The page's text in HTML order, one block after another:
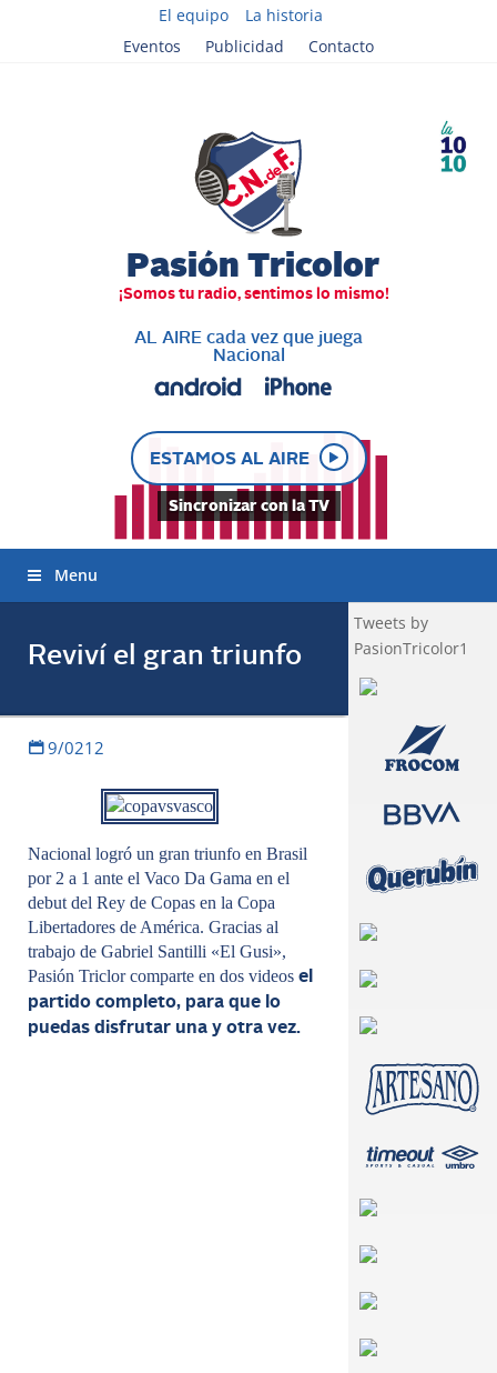
El equipo
La historia
Eventos
Publicidad Contacto
AL AIRE cada vez que juega
Nacional
ESTAMOS AL AIRE
Sincronizar con la TV
Menu
Reviví el gran triunfo
9/0212
Nacional logró un gran triunfo en Brasil
por 2 a 1 ante el Vaco Da Gama en el
debut del Rey de Copas en la Copa
Libertadores de América. Gracias al
trabajo de Gabriel Santilli «El Gusi»,
Pasión Triclor comparte en dos videos el
partido completo, para que lo
puedas disfrutar una y otra vez.
Tweets by
PasionTricolor1